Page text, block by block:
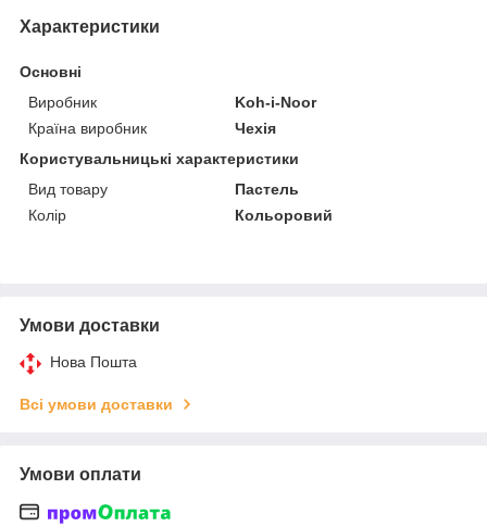
Характеристики
Основні
Виробник
Koh-i-Noor
Країна виробник
Чехія
Користувальницькі характеристики
Вид товару
Пастель
Колір
Кольоровий
Умови доставки
Нова Пошта
Всі умови доставки
Умови оплати